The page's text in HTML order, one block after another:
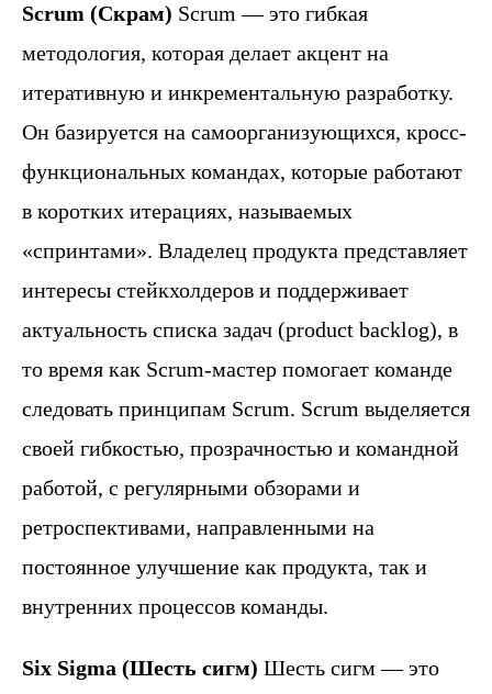
Scrum (Скрам) Scrum — это гибкая
методология, которая делает акцент на
итеративную и инкрементальную разработку.
Он базируется на самоорганизующихся, кросс-
функциональных командах, которые работают
в коротких итерациях, называемых
«спринтами». Владелец продукта представляет
интересы стейкхолдеров и поддерживает
актуальность списка задач (product backlog), в
то время как Scrum-мастер помогает команде
следовать принципам Scrum. Scrum выделяется
своей гибкостью, прозрачностью и командной
работой, с регулярными обзорами и
ретроспективами, направленными на
постоянное улучшение как продукта, так и
внутренних процессов команды.
Six Sigma (Шесть сигм) Шесть сигм — это